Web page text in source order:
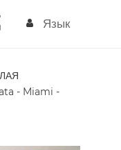
Язык
- Miami -